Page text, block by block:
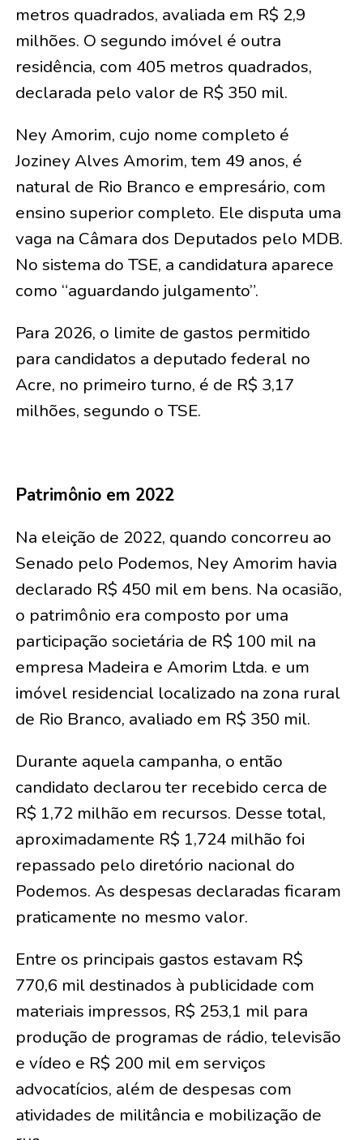
metros quadrados, avaliada em R$ 2,9
milhões. O segundo imóvel é outra
residência, com 405 metros quadrados,
declarada pelo valor de R$ 350 mil.
Ney Amorim, cujo nome completo é
Joziney Alves Amorim, tem 49 anos, é
natural de Rio Branco e empresário, com
ensino superior completo. Ele disputa uma
vaga na Câmara dos Deputados pelo MDB.
No sistema do TSE, a candidatura aparece
como “aguardando julgamento”.
Para 2026, o limite de gastos permitido
para candidatos a deputado federal no
Acre, no primeiro turno, é de R$ 3,17
milhões, segundo o TSE.
Patrimônio em 2022
Na eleição de 2022, quando concorreu ao
Senado pelo Podemos, Ney Amorim havia
declarado R$ 450 mil em bens. Na ocasião,
o patrimônio era composto por uma
participação societária de R$ 100 mil na
empresa Madeira e Amorim Ltda. e um
imóvel residencial localizado na zona rural
de Rio Branco, avaliado em R$ 350 mil.
Durante aquela campanha, o então
candidato declarou ter recebido cerca de
R$ 1,72 milhão em recursos. Desse total,
aproximadamente R$ 1,724 milhão foi
repassado pelo diretório nacional do
Podemos. As despesas declaradas ficaram
praticamente no mesmo valor.
Entre os principais gastos estavam R$
770,6 mil destinados à publicidade com
materiais impressos, R$ 253,1 mil para
produção de programas de rádio, televisão
e vídeo e R$ 200 mil em serviços
advocatícios, além de despesas com
atividades de militância e mobilização de